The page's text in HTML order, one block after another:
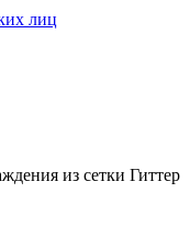
лиц
из сетки Гиттер